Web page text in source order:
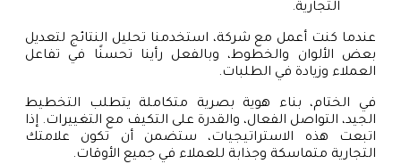
التجارية.
عندما كنت أعمل مع شركة، استخدمنا تحليل النتائج لتعديل
بعض الألوان والخطوط، وبالفعل رأينا تحسنًا في تفاعل
العملاء وزيادة في الطلبات.
في الختام، بناء هوية بصرية متكاملة يتطلب التخطيط
الجيد، التواصل الفعال، والقدرة على التكيف مع التغييرات. إذا
اتبعت هذه الاستراتيجيات، ستضمن أن تكون علامتك
التجارية متماسكة وجذابة للعملاء في جميع الأوقات.